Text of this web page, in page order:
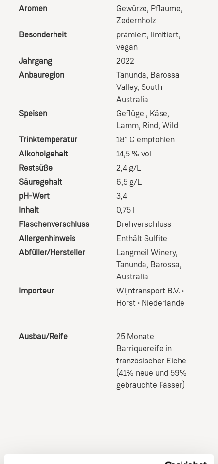
Aromen
Gewürze, Pflaume,
Zedernholz
Besonderheit
prämiert, limitiert,
vegan
Jahrgang
2022
Anbauregion
Tanunda, Barossa
Valley, South
Australia
Speisen
Geflügel , Käse,
Lamm, Rind, Wild
Trinktemperatur
18° C empfohlen
Alkoholgehalt
14,5 % vol
Restsüße
2,4 g/L
Säuregehalt
6,5 g/L
pH-Wert
3,4
Inhalt
0,75 l
Flaschenverschluss
Drehverschluss
Allergenhinweis
Enthält Sulfite
Abfüller/Hersteller
Langmeil Winery,
Tanunda, Barossa,
Australia
Importeur
Wijntransport B.V. •
Horst • Niederlande
Ausbau/Reife
25 Monate
Barriquereife in
französischer Eiche
(41% neue und 59%
gebrauchte Fässer)
Produktgalerie überspringen